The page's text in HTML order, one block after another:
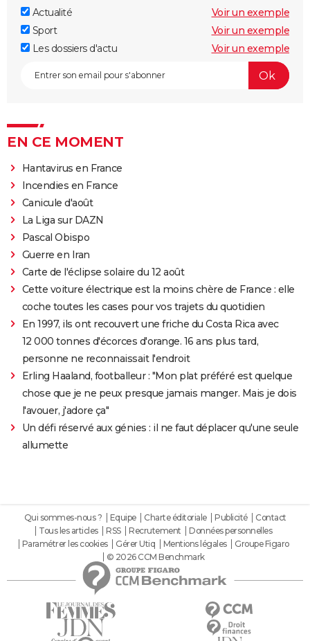
Actualité
Voir un exemple
Sport
Voir un exemple
Les dossiers d'actu
Voir un exemple
EN CE MOMENT
Hantavirus en France
Incendies en France
Canicule d'août
La Liga sur DAZN
Pascal Obispo
Guerre en Iran
Carte de l'éclipse solaire du 12 août
Cette voiture électrique est la moins chère de France : elle
coche toutes les cases pour vos trajets du quotidien
En 1997, ils ont recouvert une friche du Costa Rica avec
12 000 tonnes d'écorces d'orange. 16 ans plus tard,
personne ne reconnaissait l'endroit
Erling Haaland, footballeur : "Mon plat préféré est quelque
chose que je ne peux presque jamais manger. Mais je dois
l'avouer, j'adore ça"
Un défi réservé aux génies : il ne faut déplacer qu'une seule
allumette
Qui sommes-nous ? Equipe Charte éditoriale Publicité
Contact
Tous les articles
RSS Recrutement
Données personnelles
Paramétrer les cookies
Gérer Utiq Mentions légales
Groupe Figaro
© 2026 CCM Benchmark